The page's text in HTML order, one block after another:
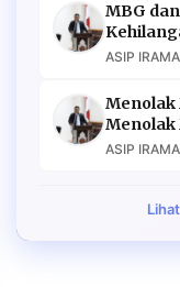
MBG
ASIP IRAMA
Menolak
Menolak
ASIP IRAMA